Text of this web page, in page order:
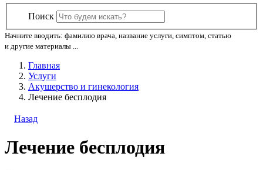
Поиск
Начните вводить: фамилию врача, название услуги, симптом, статью
и другие материалы ...
Главная
Услуги
Акушерство и гинекология
Лечение бесплодия
Назад
Лечение бесплодия